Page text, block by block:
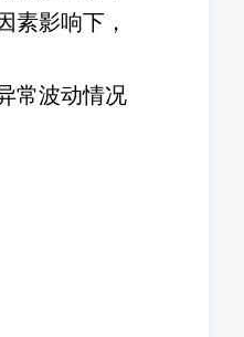
素影响下，
常波动情况